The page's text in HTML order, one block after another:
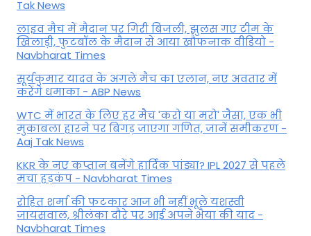
Tak News
लाइव मैच में मैदान पर गिरी बिजली, झुलस गए टीम के
खिलाड़ी, फुटबॉल के मैदान से आया खौफनाक वीडियो -
Navbharat Times
सूर्यकुमार यादव के अगले मैच का एलान, नए अवतार में
करेंगे धमाका - ABP News
WTC में भारत के लिए हर मैच 'करो या मरो' जैसा, एक भी
मुकाबला हारने पर बिगड़ जाएगा गण‍ित, जानें समीकरण -
Aaj Tak News
KKR के नए कप्तान बनेंगे हार्दिक पांड्या? IPL 2027 से पहले
मचा हड़कंप - Navbharat Times
रोहित शर्मा की फटकार आज भी नहीं भूले यशस्वी
जायसवाल, श्रीलंका दौरे पर आई अपने भैया की याद -
Navbharat Times